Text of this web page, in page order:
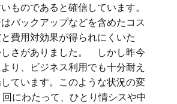
ものであると確信しています。
バックアップなどを含めたコス
費用対効果が得られにくいた
さがありました。 しかし昨今
り、ビジネス利用でも十分耐え
ています。このような状況の変
にわたって、ひとり情シスや中